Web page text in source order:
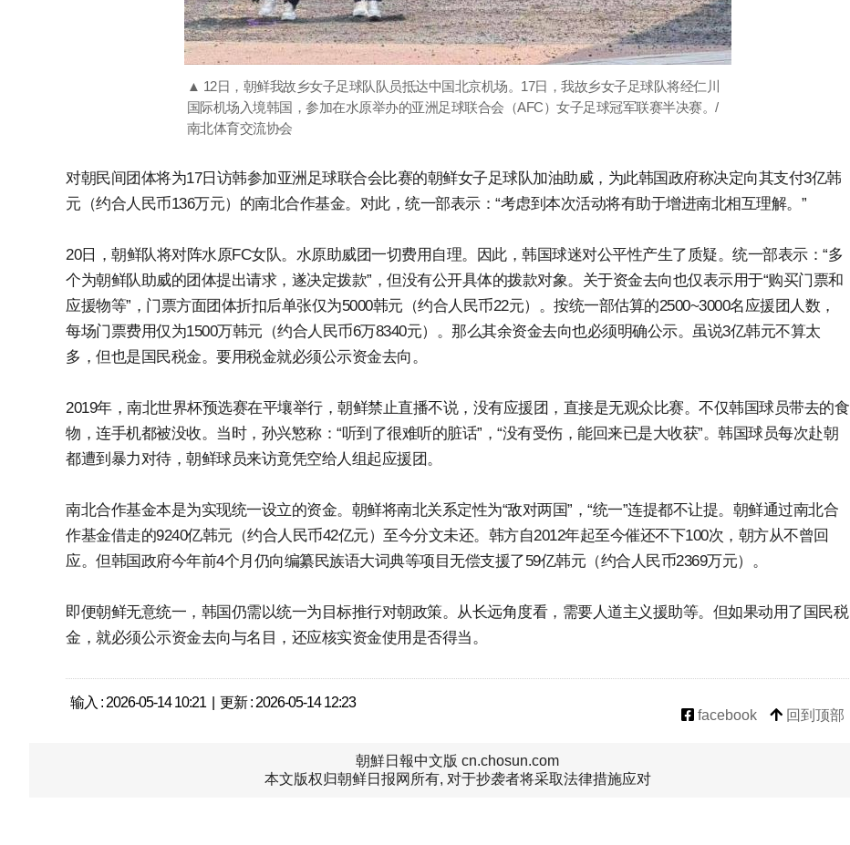
▲ 12日，朝鲜我故乡女子足球队队员抵达中国北京机场。17日，我故乡女子足球队将经仁川
国际机场入境韩国，参加在水原举办的亚洲足球联合会（AFC）女子足球冠军联赛半决赛。/
南北体育交流协会
对朝民间团体将为17日访韩参加亚洲足球联合会比赛的朝鲜女子足球队加油助威，为此韩国政府称决定向其支付3亿韩
元（约合人民币136万元）的南北合作基金。对此，统一部表示：“考虑到本次活动将有助于增进南北相互理解。”
20日，朝鲜队将对阵水原FC女队。水原助威团一切费用自理。因此，韩国球迷对公平性产生了质疑。统一部表示：“多
个为朝鲜队助威的团体提出请求，遂决定拨款”，但没有公开具体的拨款对象。关于资金去向也仅表示用于“购买门票和
应援物等”，门票方面团体折扣后单张仅为5000韩元（约合人民币22元）。按统一部估算的2500~3000名应援团人数，
每场门票费用仅为1500万韩元（约合人民币6万8340元）。那么其余资金去向也必须明确公示。虽说3亿韩元不算太
多，但也是国民税金。要用税金就必须公示资金去向。
2019年，南北世界杯预选赛在平壤举行，朝鲜禁止直播不说，没有应援团，直接是无观众比赛。不仅韩国球员带去的食
物，连手机都被没收。当时，孙兴慜称：“听到了很难听的脏话”，“没有受伤，能回来已是大收获”。韩国球员每次赴朝
都遭到暴力对待，朝鲜球员来访竟凭空给人组起应援团。
南北合作基金本是为实现统一设立的资金。朝鲜将南北关系定性为“敌对两国”，“统一”连提都不让提。朝鲜通过南北合
作基金借走的9240亿韩元（约合人民币42亿元）至今分文未还。韩方自2012年起至今催还不下100次，朝方从不曾回
应。但韩国政府今年前4个月仍向编纂民族语大词典等项目无偿支援了59亿韩元（约合人民币2369万元）。
即便朝鲜无意统一，韩国仍需以统一为目标推行对朝政策。从长远角度看，需要人道主义援助等。但如果动用了国民税
金，就必须公示资金去向与名目，还应核实资金使用是否得当。
输入 : 2026-05-14 10:21 | 更新 : 2026-05-14 12:23
facebook
回到顶部
朝鮮日報中文版 cn.chosun.com
本文版权归朝鲜日报网所有, 对于抄袭者将采取法律措施应对